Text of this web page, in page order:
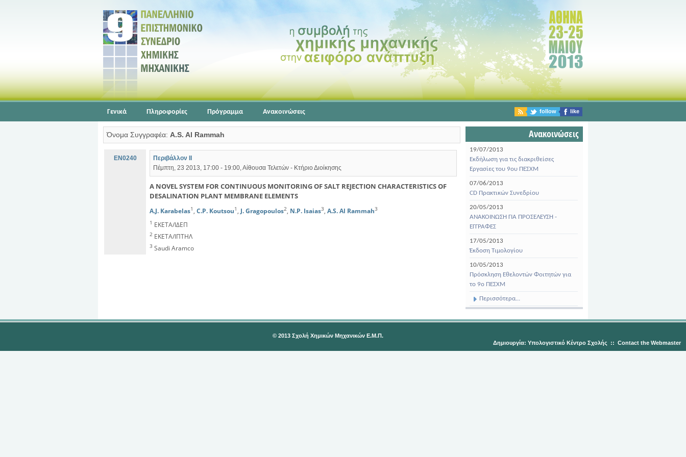
Γενικά Πληροφορίες Πρόγραμμα Ανακοινώσεις follow like
Όνομα Συγγραφέα: A.S. Al Rammah
EN0240
Περιβάλλον ΙΙ
Πέμπτη, 23 2013, 17:00 - 19:00, Αίθουσα Τελετών - Κτήριο Διοίκησης
A NOVEL SYSTEM FOR CONTINUOUS MONITORING OF SALT REJECTION CHARACTERISTICS OF
DESALINATION PLANT MEMBRANE ELEMENTS
A.J. Karabelas1 , C.P. Koutsou1 , J. Gragopoulos2, N.P. Isaias3, A.S. Al Rammah3
1 ΕΚΕΤΑ/ΙΔΕΠ
2 ΕΚΕΤΑ/ΙΠΤΗΛ
3 Saudi Aramco
Ανακοινώσεις
19/07/2013
Εκδήλωση για τις διακριθείσες
Εργασίες του 9ου ΠΕΣΧΜ
07/06/2013
CD Πρακτικών Συνεδρίου
20/05/2013
ΑΝΑΚΟΙΝΩΣΗ ΓΙΑ ΠΡΟΣΕΛΕΥΣΗ -
ΕΓΓΡΑΦΕΣ
17/05/2013
Έκδοση Τιμολογίου
10/05/2013
Πρόσκληση Εθελοντών Φοιτητών για
το 9ο ΠΕΣΧΜ
Περισσότερα...
© 2013 Σχολή Χημικών Μηχανικών Ε.Μ.Π.
Δημιουργία: Υπολογιστικό Κέντρο Σχολής :: Contact the Webmaster